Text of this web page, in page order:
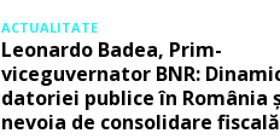
ACTUALITATE
Leonardo Badea, Prim-
viceguvernator BNR:
datoriei publice în România
nevoia de consolidare fiscală